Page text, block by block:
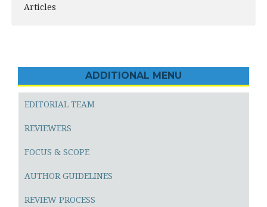
Articles
ADDITIONAL MENU
EDITORIAL TEAM
REVIEWERS
FOCUS & SCOPE
AUTHOR GUIDELINES
REVIEW PROCESS